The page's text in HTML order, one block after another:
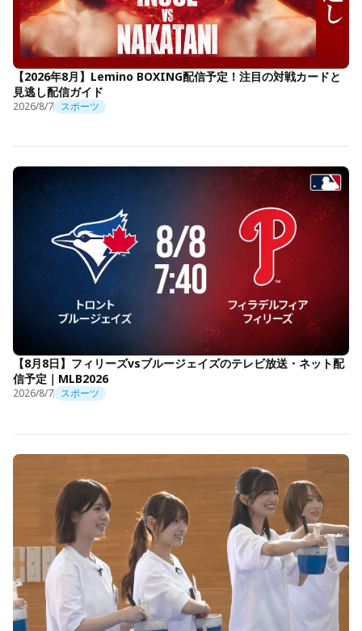
【2026年8月】Lemino BOXING配信予定！注目の対戦カードと
見逃し配信ガイド
2026/8/7 スポーツ
【8月8日】フィリーズvsブルージェイズのテレビ放送・ネット配
信予定｜MLB2026
2026/8/7 スポーツ